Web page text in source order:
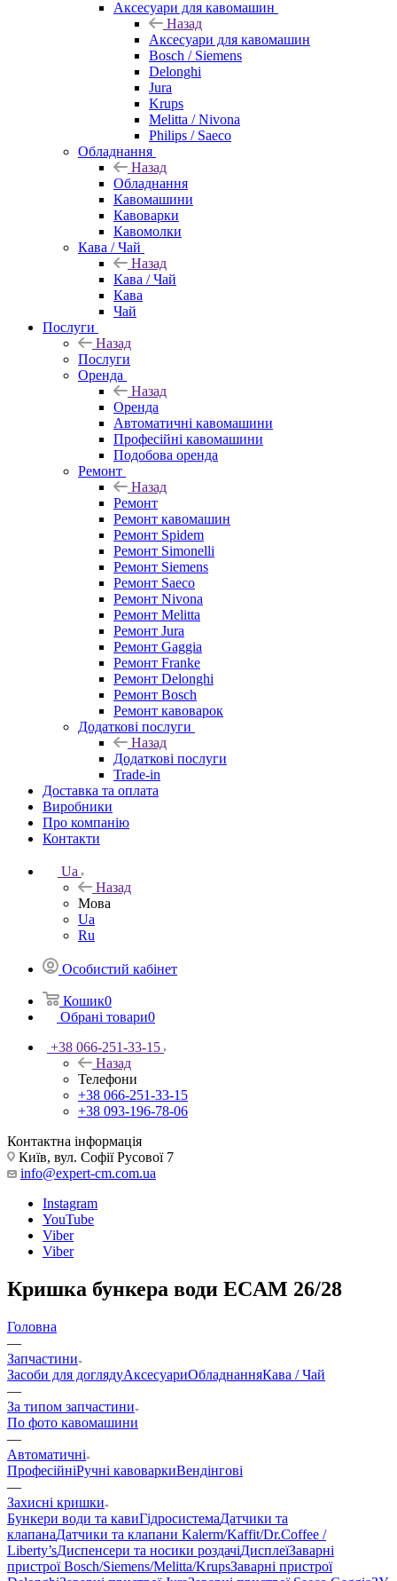
Аксесуари для кавомашин
Назад
Аксесуари для кавомашин
Bosch / Siemens
Delonghi
Jura
Krups
Melitta / Nivona
Philips / Saeco
Обладнання
Назад
Обладнання
Кавомашини
Кавоварки
Кавомолки
Кава / Чай
Назад
Кава / Чай
Кава
Чай
Послуги
Назад
Послуги
Оренда
Назад
Оренда
Автоматичні кавомашини
Професійні кавомашини
Подобова оренда
Ремонт
Назад
Ремонт
Ремонт кавомашин
Ремонт Spidem
Ремонт Simonelli
Ремонт Siemens
Ремонт Saeco
Ремонт Nivona
Ремонт Melitta
Ремонт Jura
Ремонт Gaggia
Ремонт Franke
Ремонт Delonghi
Ремонт Bosch
Ремонт кавоварок
Додаткові послуги
Назад
Додаткові послуги
Trade-in
Доставка та оплата
Виробники
Про компанію
Контакти
Ua
Назад
Мова
Ua
Ru
Особистий кабінет
Кошик0
Обрані товари0
+38 066-251-33-15
Назад
Телефони
+38 066-251-33-15
+38 093-196-78-06
Контактна інформація
Київ, вул. Софії Русової 7
info@expert-cm.com.ua
Instagram
YouTube
Viber
Viber
Кришка бункера води ECAM 26/28
Головна
—
Запчастини
Засоби для доглядуАксесуариОбладнанняКава / Чай
—
За типом запчастини
По фото кавомашини
—
Автоматичні
ПрофесійніРучні кавоваркиВендінгові
—
Захисні кришки
Бункери води та кавиГідросистемаДатчики та
клапанаДатчики та клапани Kalerm/Kaffit/Dr.Coffee /
Liberty’sДиспенсери та носики роздачіДисплеїЗаварні
пристрої Bosch/Siemens/Melitta/KrupsЗаварні пристрої